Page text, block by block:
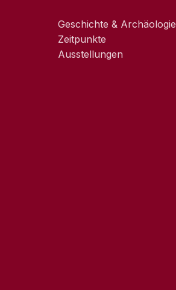
Geschichte & Archäologie
Zeitpunkte
Ausstellungen